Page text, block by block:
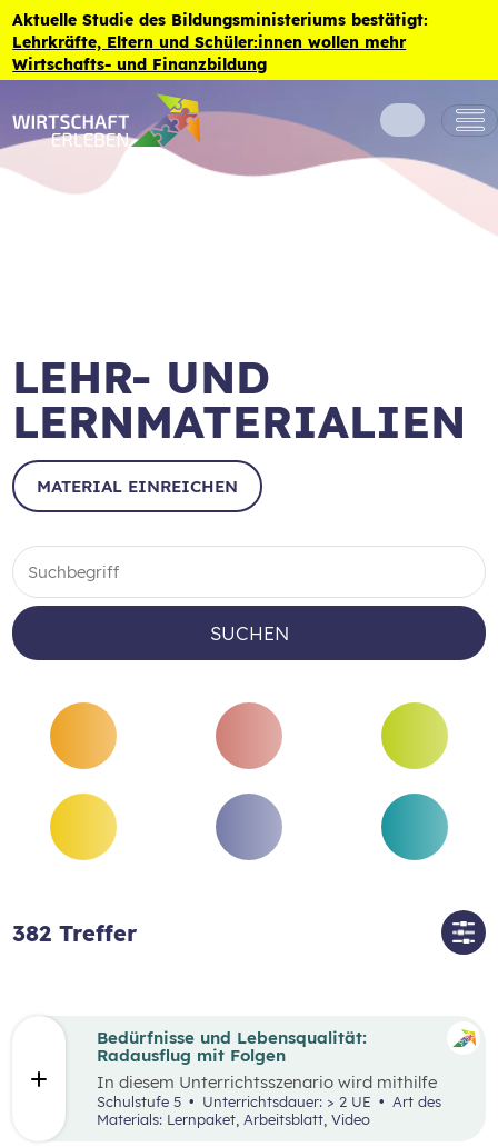
Zum Inhalt der Seite springen
Aktuelle Studie des Bildungsministeriums bestätigt:
Lehrkräfte, Eltern und Schüler:innen wollen mehr
Wirtschafts- und Finanzbildung
LEHR- UND
LERNMATERIALIEN
MATERIAL EINREICHEN
SUCHEN
382 Treffer
Bedürfnisse und Lebensqualität:
Radausflug mit Folgen
In diesem Unterrichtsszenario wird mithilfe
eines Kurzvideos und zusätzlichem Material der
Fokus auf finanzielle Entscheidungen und
Bedürfnisse gelegt. Kinder und Jugendliche
Schulstufe 5 Unterrichtsdauer: > 2 UE
Materials: Lernpaket, Arbeitsblatt, Video